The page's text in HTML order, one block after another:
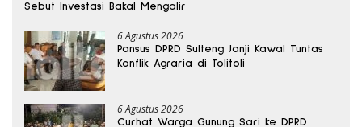
Sebut Investasi Bakal Mengalir
6 Agustus 2026
Pansus DPRD Sulteng Janji Kawal Tuntas
Konflik Agraria di Tolitoli
6 Agustus 2026
Curhat Warga Gunung Sari ke DPRD